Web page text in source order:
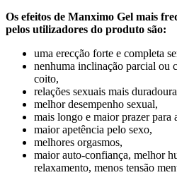
Os efeitos de Manximo Gel mais
pelos utilizadores do produto são:
uma erecção forte e completa
nenhuma inclinação parcial ou
coito,
relações sexuais mais
melhor desempenho sexual,
mais longo e maior prazer para
maior apetência pelo sexo,
melhores orgasmos,
maior auto-confiança, melhor
relaxamento, menos tensão